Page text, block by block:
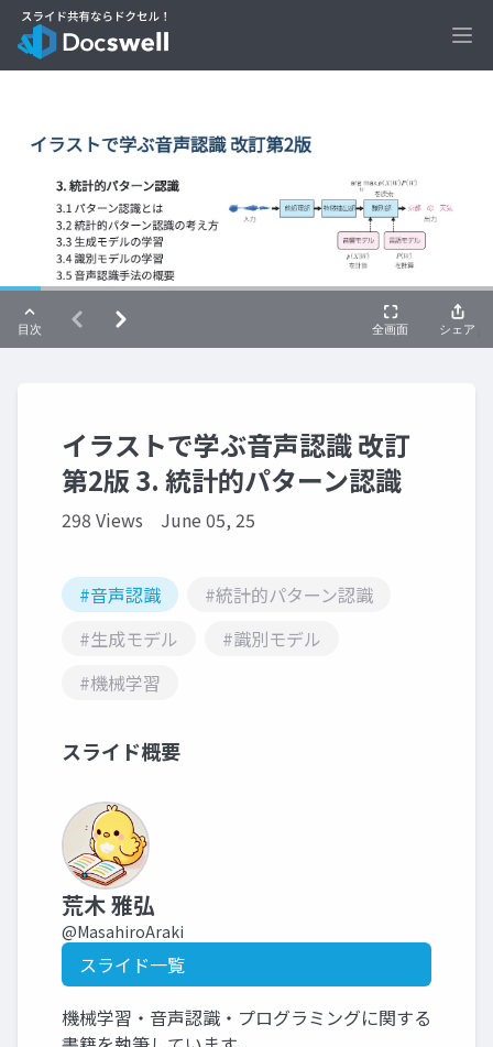
イラストで学ぶ音声認識 改訂
第2版 3. 統計的パターン認識
298 Views June 05, 25
#音声認識
#統計的パターン認識
#生成モデル
#識別モデル
#機械学習
スライド概要
荒木 雅弘
@MasahiroAraki
スライド一覧
機械学習・音声認識・プログラミングに関する